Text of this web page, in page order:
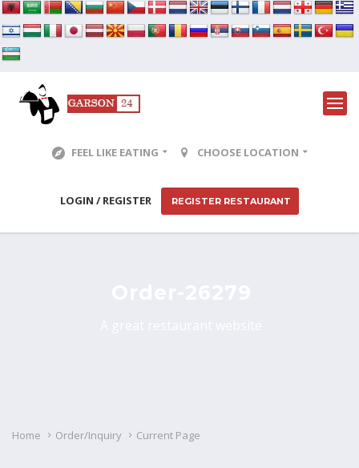
FEEL LIKE EATING CHOOSE LOCATION
LOGIN / REGISTER REGISTER RESTAURANT
Home Order/Inquiry Current Page